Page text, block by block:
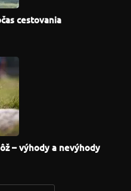
cestovania
– výhody a nevýhody